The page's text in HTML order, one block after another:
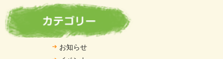
お知らせ